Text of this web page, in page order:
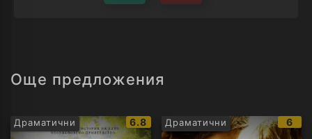
Още предложения
Драматични
IMDb
рейтинг:
6.8 Драматични 6